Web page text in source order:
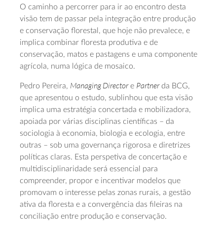
O caminho a percorrer para ir ao encontro desta
visão tem de passar pela integração entre produção
e conservação florestal, que hoje não prevalece, e
implica combinar floresta produtiva e de
conservação, matos e pastagens e uma componente
agrícola, numa lógica de mosaico.
Pedro Pereira, Managing Directore Partnerda BCG,
que apresentou o estudo, sublinhou que esta visão
implica uma estratégia concertada e mobilizadora,
apoiada por várias disciplinas científicas – da
sociologia à economia, biologia e ecologia, entre
outras – sob uma governança rigorosa e diretrizes
políticas claras. Esta perspetiva de concertação e
multidisciplinaridade será essencial para
compreender, propor e incentivar modelos que
promovam o interesse pelas zonas rurais, a gestão
ativa da floresta e a convergência das fileiras na
conciliação entre produção e conservação.